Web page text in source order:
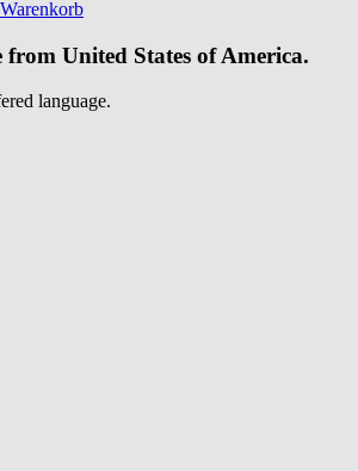
United States of America.
language.